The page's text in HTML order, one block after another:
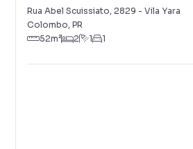
Rua Abel Scuissiato, 2829 - Vila Yara
Colombo, PR
52m² 2 1 1